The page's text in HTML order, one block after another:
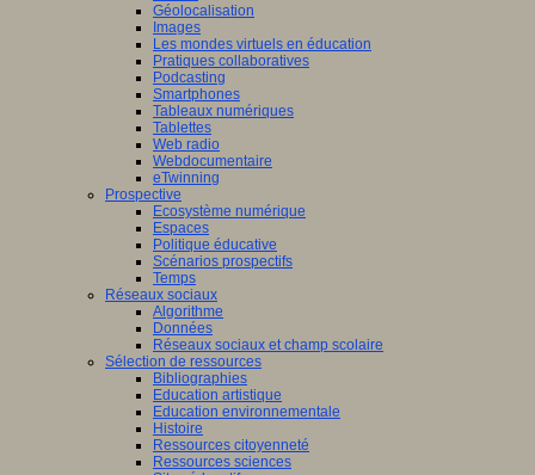
Géolocalisation
Images
Les mondes virtuels en éducation
Pratiques collaboratives
Podcasting
Smartphones
Tableaux numériques
Tablettes
Web radio
Webdocumentaire
eTwinning
Prospective
Ecosystème numérique
Espaces
Politique éducative
Scénarios prospectifs
Temps
Réseaux sociaux
Algorithme
Données
Réseaux sociaux et champ scolaire
Sélection de ressources
Bibliographies
Education artistique
Education environnementale
Histoire
Ressources citoyenneté
Ressources sciences